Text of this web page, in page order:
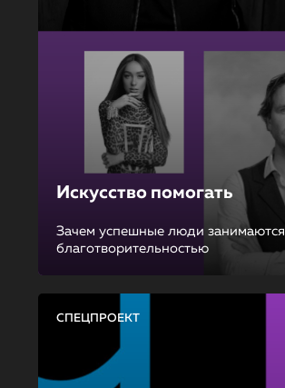
Искусство помогать
Зачем успешные люди занимаются
благотворительностью
СПЕЦПРОЕКТ